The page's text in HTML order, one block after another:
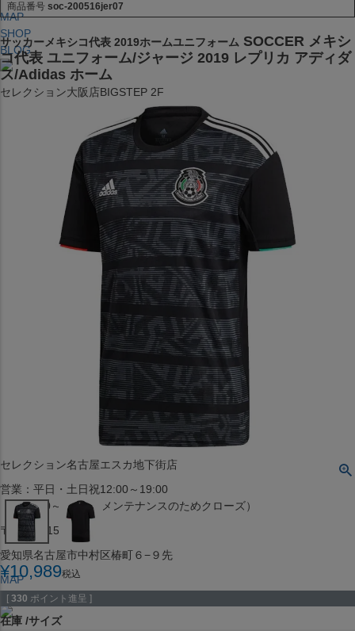
MAP
SHOP
BLOG
セレクション大阪店BIGSTEP 2F
営業：平日・土日祝12:00～19:00
大阪府大阪市中央区西心斎橋1丁目6番14号
TEL:06-4708-3300
営業：土・日・祝日のみ 12:00-18:00
東京都千代田区神田三崎町２丁目２２−１ 1F
セレクション名古屋エスカ地下街店
営業：平日・土日祝12:00～19:00
（※15:00～16:00はメンテナンスのためクローズ）
〒453-0015
愛知県名古屋市中村区椿町６−９先
MAP
SHOP
商品番号 soc-200516jer07
サッカーメキシコ代表 2019ホームユニフォーム SOCCER メキシ
コ代表 ユニフォーム/ジャージ 2019 レプリカ アディダ
ス/Adidas ホーム
¥10,989税込
[ 330 ポイント進呈 ]
在庫 サイズ